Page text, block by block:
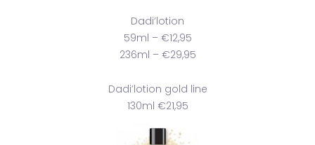
Dadi’lotion
59ml – €12,95
236ml – €29,95
Dadi’lotion gold line
130ml €21,95